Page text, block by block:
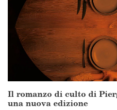
Il romanzo di culto di
una nuova edizione